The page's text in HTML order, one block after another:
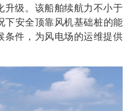
升级。该船舶续航力不小于
下安全顶靠风机基础桩的能
条件，为风电场的运维提供